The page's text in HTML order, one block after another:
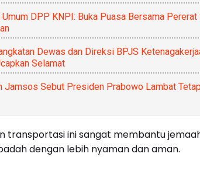
Umum DPP KNPI: Buka Puasa Bersama
Dewas dan Direksi BPJS
Selamat
Jamsos Sebut Presiden Prabowo Lambat
transportasi ini sangat membantu
dengan lebih nyaman dan aman.